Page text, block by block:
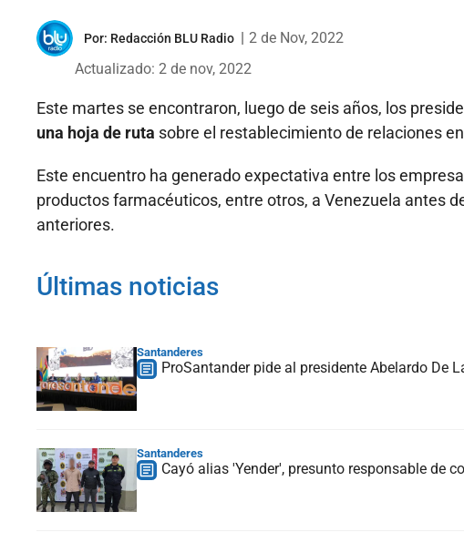
Por: Redacción BLU Radio
2 de Nov, 2022
Actualizado: 2 de nov, 2022
Este martes se encontraron, luego de seis años, los
una hoja de ruta sobre el restablecimiento de relaciones
Este encuentro ha generado expectativa entre los
productos farmacéuticos, entre otros, a Venezuela antes
anteriores.
Últimas noticias
Santanderes
ProSantander pide al presidente Abelardo De
Santanderes
Cayó alias 'Yender', presunto responsable de